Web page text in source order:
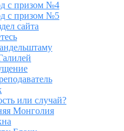
с призом №4
с призом №5
сайта
или случай?
Монголия